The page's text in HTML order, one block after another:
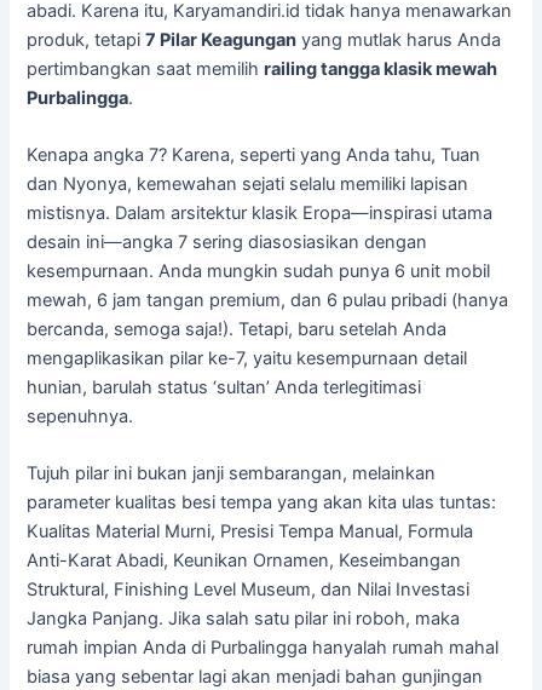
abadi. Karena itu, Karyamandiri.id tidak hanya menawarkan
produk, tetapi7 Pilar Keagungan yang mutlak harus Anda
pertimbangkan saat memilihrailing tangga klasik mewah
Purbalingga.
Kenapa angka 7? Karena, seperti yang Anda tahu, Tuan
dan Nyonya, kemewahan sejati selalu memiliki lapisan
mistisnya. Dalam arsitektur klasik Eropa—inspirasi utama
desain ini—angka 7 sering diasosiasikan dengan
kesempurnaan. Anda mungkin sudah punya 6 unit mobil
mewah, 6 jam tangan premium, dan 6 pulau pribadi (hanya
bercanda, semoga saja!). Tetapi, baru setelah Anda
mengaplikasikan pilar ke-7, yaitu kesempurnaan detail
hunian, barulah status ‘sultan’ Anda terlegitimasi
sepenuhnya.
Tujuh pilar ini bukan janji sembarangan, melainkan
parameter kualitas besi tempa yang akan kita ulas tuntas:
Kualitas Material Murni, Presisi Tempa Manual, Formula
Anti-Karat Abadi, Keunikan Ornamen, Keseimbangan
Struktural, Finishing Level Museum, dan Nilai Investasi
Jangka Panjang. Jika salah satu pilar ini roboh, maka
rumah impian Anda di Purbalingga hanyalah rumah mahal
biasa yang sebentar lagi akan menjadi bahan gunjingan